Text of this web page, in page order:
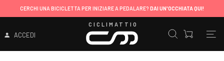
CERCHI UNA BICICLETTA PER INIZIARE A PEDALARE? DAI UN'OCCHIATA QUI!
ACCEDI
CICLIMATTIO